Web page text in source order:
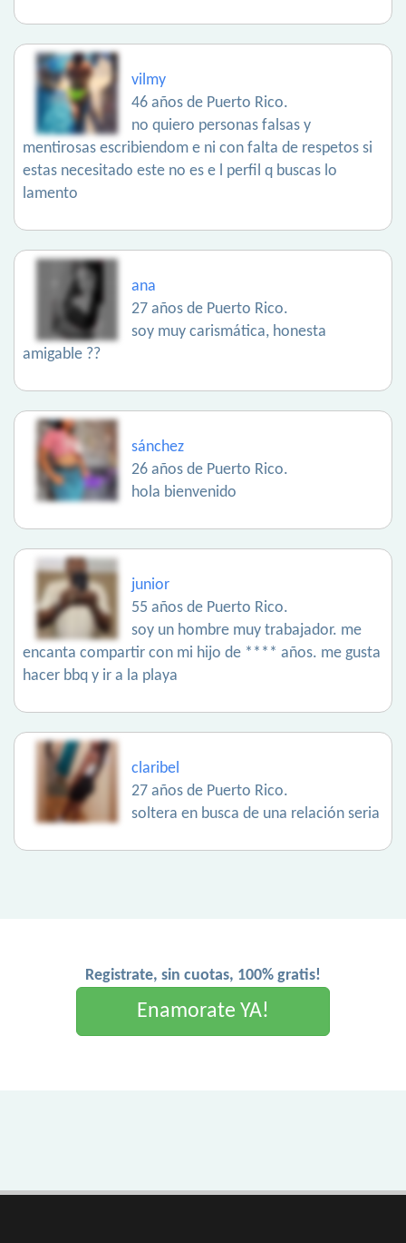
vilmy
46 años de Puerto Rico.
no quiero personas falsas y
mentirosas escribiendom e ni con falta de respetos si
estas necesitado este no es e l perfil q buscas lo
lamento
ana
27 años de Puerto Rico.
soy muy carismática, honesta
amigable ??
sánchez
26 años de Puerto Rico.
hola bienvenido
junior
55 años de Puerto Rico.
soy un hombre muy trabajador. me
encanta compartir con mi hijo de **** años. me gusta
hacer bbq y ir a la playa
claribel
27 años de Puerto Rico.
soltera en busca de una relación seria
Registrate, sin cuotas, 100% gratis!
Enamorate YA!